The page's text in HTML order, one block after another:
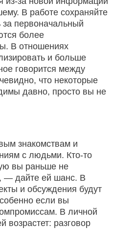
В работе сохраняйте
за первоначальный
более
В отношениях
и больше
говорится между
что некоторые
давно, просто вы не
знакомствам и
с людьми. Кто‑то
вы раньше не
— дайте ей шанс. В
и обсуждения будут
если вы
В личной
возрастет: разговор